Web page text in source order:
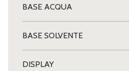
BASE ACQUA
BASE SOLVENTE
DISPLAY